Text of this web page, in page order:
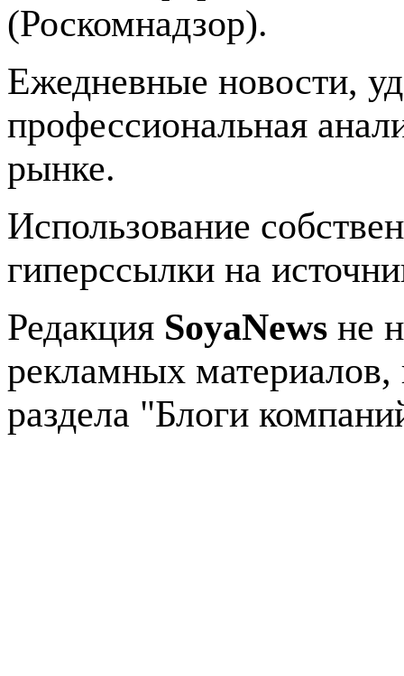
(Роскомнадзор).
Ежедневные новости,
профессиональная
рынке.
Использование
гиперссылки на
Редакция SoyaNews не
рекламных
раздела "Блоги